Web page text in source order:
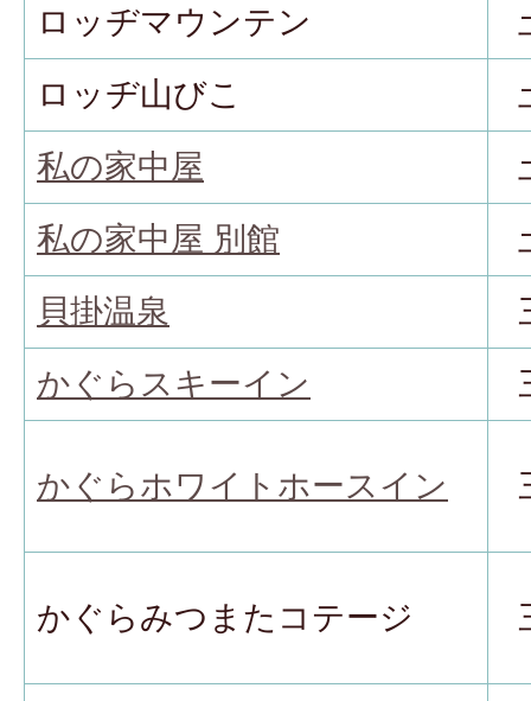
ロッヂマウンテン
ロッヂ山びこ
私の家中屋
私の家中屋 別館
貝掛温泉
かぐらスキーイン
かぐらホワイトホースイン
かぐらみつまたコテージ